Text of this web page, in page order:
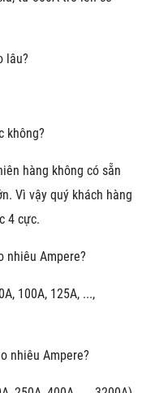
lâu?
không?
hàng không có sẵn
Vì vậy quý khách hàng
4 cực.
nhiêu Ampere?
100A, 125A, ...,
nhiêu Ampere?